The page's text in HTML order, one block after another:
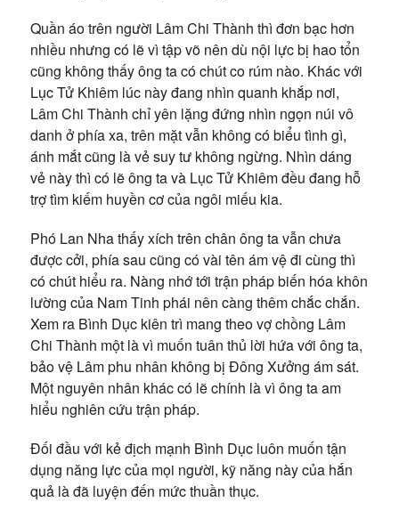
Quần áo trên người Lâm Chi Thành thì đơn bạc hơn
nhiều nhưng có lẽ vì tập võ nên dù nội lực bị hao tổn
cũng không thấy ông ta có chút co rúm nào. Khác với
Lục Tử Khiêm lúc này đang nhìn quanh khắp nơi,
Lâm Chi Thành chỉ yên lặng đứng nhìn ngọn núi vô
danh ở phía xa, trên mặt vẫn không có biểu tình gì,
ánh mắt cũng là vẻ suy tư không ngừng. Nhìn dáng
vẻ này thì có lẽ ông ta và Lục Tử Khiêm đều đang hỗ
trợ tìm kiếm huyền cơ của ngôi miếu kia.
Phó Lan Nha thấy xích trên chân ông ta vẫn chưa
được cởi, phía sau cũng có vài tên ám vệ đi cùng thì
có chút hiểu ra. Nàng nhớ tới trận pháp biến hóa khôn
lường của Nam Tinh phái nên càng thêm chắc chắn.
Xem ra Bình Dục kiên trì mang theo vợ chồng Lâm
Chi Thành một là vì muốn tuân thủ lời hứa với ông ta,
bảo vệ Lâm phu nhân không bị Đông Xưởng ám sát.
Một nguyên nhân khác có lẽ chính là vì ông ta am
hiểu nghiên cứu trận pháp.
Đối đầu với kẻ địch mạnh Bình Dục luôn muốn tận
dụng năng lực của mọi người, kỹ năng này của hắn
quả là đã luyện đến mức thuần thục.